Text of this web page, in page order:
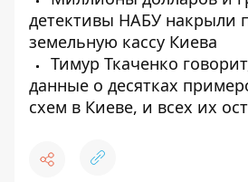
детективы НАБУ накрыли
земельную кассу Киева
Тимур Ткаченко
данные о десятках
схем в Киеве, и всех их